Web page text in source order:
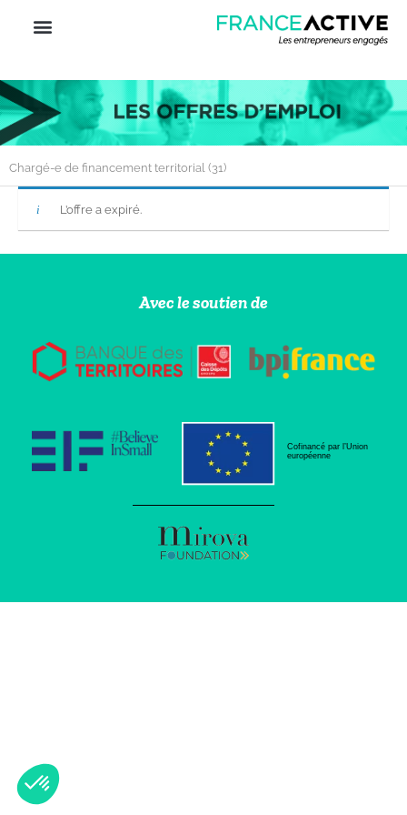
Chargé-e de financement territorial (31)
L’offre a expiré.
Avec le soutien de
Cofinancé par l’Union
européenne